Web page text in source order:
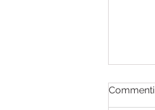
Commenti